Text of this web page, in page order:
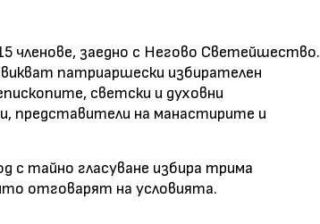
членове, заедно с Негово Светейшество.
патриаршески избирателен
светски и духовни
представители на манастирите и
с тайно гласуване избира трима
отговарят на условията.